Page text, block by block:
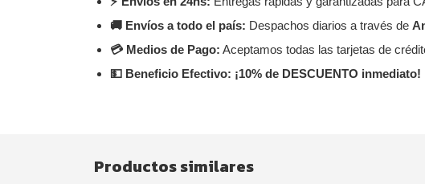
🚚 Envíos a todo el país: Despachos diarios a través de
💳 Medios de Pago: Aceptamos todas las tarjetas de
💵 Beneficio Efectivo: ¡10% de DESCUENTO inmediato!
Productos similares